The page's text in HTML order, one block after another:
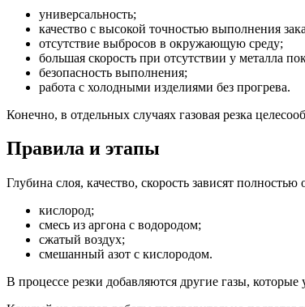
универсальность;
качество с высокой точностью выполнения
отсутствие выбросов в окружающую среду;
большая скорость при отсутствии у металла
безопасность выполнения;
работа с холодными изделиями без прогрева.
Конечно, в отдельных случаях газовая резка
Правила и этапы
Глубина слоя, качество, скорость зависят
кислород;
смесь из аргона с водородом;
сжатый воздух;
смешанный азот с кислородом.
В процессе резки добавляются другие газы,